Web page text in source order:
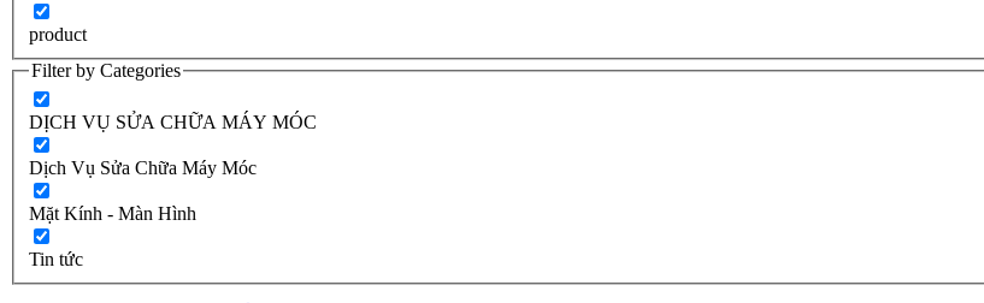
product
Filter by Categories
DỊCH VỤ SỬA CHỮA MÁY MÓC
Dịch Vụ Sửa Chữa Máy Móc
Mặt Kính - Màn Hình
Tin tức